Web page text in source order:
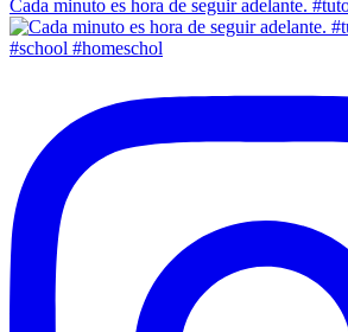
Cada minuto es hora de seguir adelante.